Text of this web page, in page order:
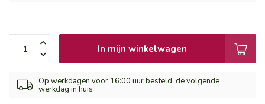
In mijn winkelwagen
Op werkdagen voor 16:00 uur besteld, de volgende
werkdag in huis